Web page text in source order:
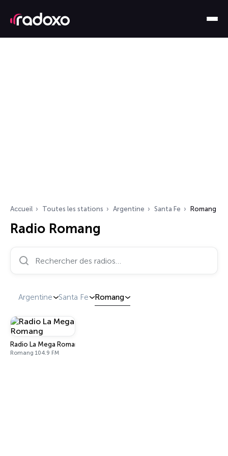
Accueil Toutes les stations Argentine Santa Fe Romang
Radio Romang
Rechercher des radios…
Argentine Santa Fe Romang
Radio La Mega Romang
Romang 104.9 FM